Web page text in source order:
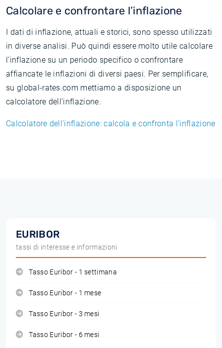
Calcolare e confrontare l’inflazione
I dati di inflazione, attuali e storici, sono spesso utilizzati
in diverse analisi. Può quindi essere molto utile calcolare
l’inflazione su un periodo specifico o confrontare
affiancate le inflazioni di diversi paesi. Per semplificare,
su global-rates.com mettiamo a disposizione un
calcolatore dell’inflazione.
Calcolatore dell’inflazione: calcola e confronta l’inflazione
EURIBOR
tassi di interesse e informazioni
Tasso Euribor - 1 settimana
Tasso Euribor - 1 mese
Tasso Euribor - 3 mesi
Tasso Euribor - 6 mesi